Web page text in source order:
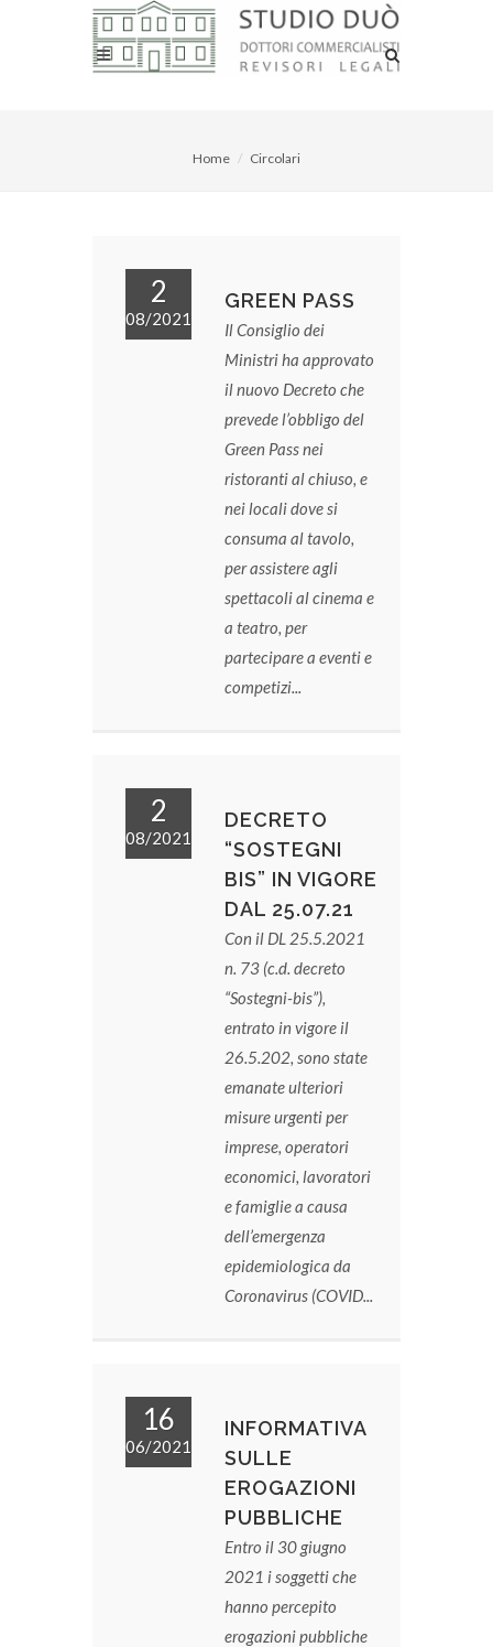
Home Circolari
2
08/2021
GREEN PASS
Il Consiglio dei
Ministri ha approvato
il nuovo Decreto che
prevede l’obbligo del
Green Pass nei
ristoranti al chiuso, e
nei locali dove si
consuma al tavolo,
per assistere agli
spettacoli al cinema e
a teatro, per
partecipare a eventi e
competizi...
2
08/2021
DECRETO
“SOSTEGNI
BIS” IN VIGORE
DAL 25.07.21
Con il DL 25.5.2021
n. 73 (c.d. decreto
“Sostegni-bis”),
entrato in vigore il
26.5.202, sono state
emanate ulteriori
misure urgenti per
imprese, operatori
economici, lavoratori
e famiglie a causa
dell’emergenza
epidemiologica da
Coronavirus (COVID...
16
06/2021
INFORMATIVA
SULLE
EROGAZIONI
PUBBLICHE
Entro il 30 giugno
2021 i soggetti che
hanno percepito
erogazioni pubbliche